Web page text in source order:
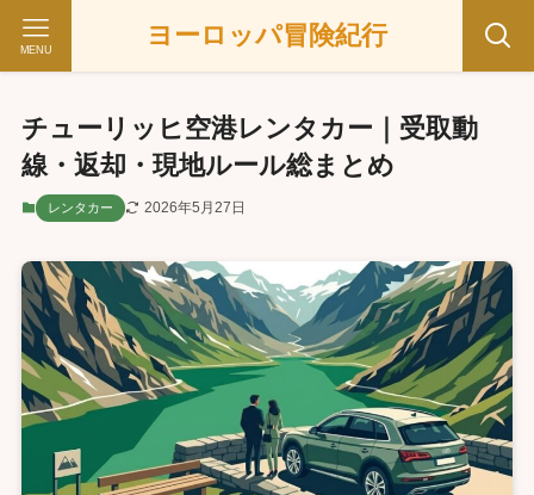
ヨーロッパ冒険紀行
MENU
チューリッヒ空港レンタカー｜受取動
線・返却・現地ルール総まとめ
レンタカー 2026年5月27日